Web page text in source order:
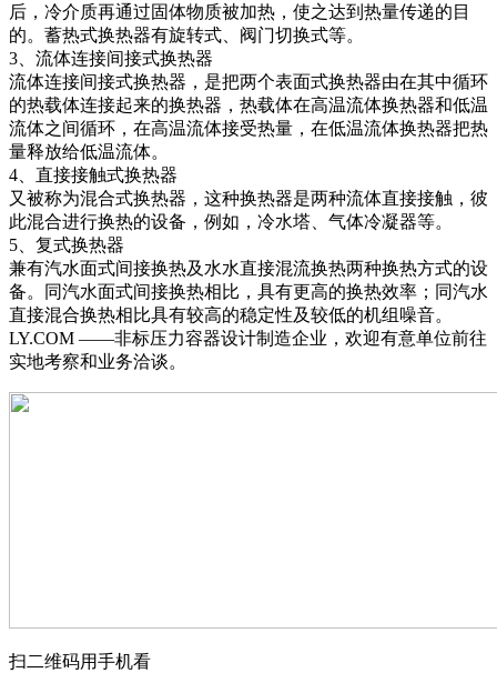
后，冷介质再通过固体物质被加热，使之达到热量传递的目
的。蓄热式换热器有旋转式、阀门切换式等。
3、流体连接间接式换热器
流体连接间接式换热器，是把两个表面式换热器由在其中循环
的热载体连接起来的换热器，热载体在高温流体换热器和低温
流体之间循环，在高温流体接受热量，在低温流体换热器把热
量释放给低温流体。
4、直接接触式换热器
又被称为混合式换热器，这种换热器是两种流体直接接触，彼
此混合进行换热的设备，例如，冷水塔、气体冷凝器等。
5、复式换热器
兼有汽水面式间接换热及水水直接混流换热两种换热方式的设
备。同汽水面式间接换热相比，具有更高的换热效率；同汽水
直接混合换热相比具有较高的稳定性及较低的机组噪音。
LY.COM ——非标压力容器设计制造企业，欢迎有意单位前往
实地考察和业务洽谈。
扫二维码用手机看